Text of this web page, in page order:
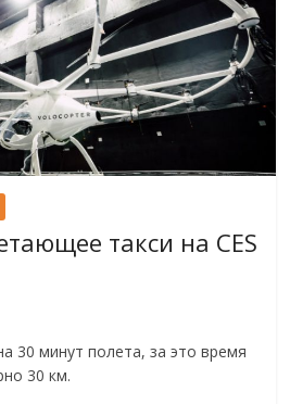
такси на CES
30 минут полета, за это время
30 км.